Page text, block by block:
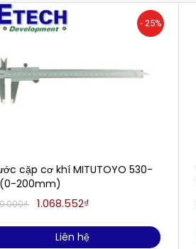
- 25%
cặp cơ khí MITUTOYO 530-
(0-200mm)
1.068.552₫
Liên hệ